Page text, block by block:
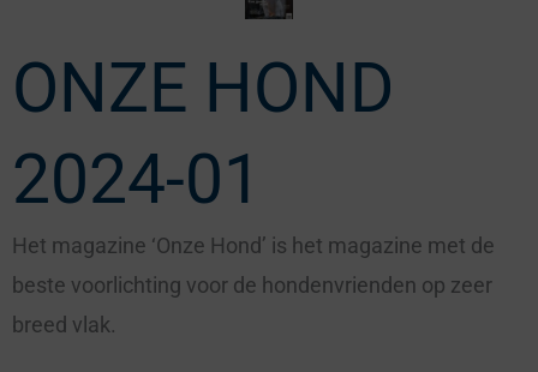
ONZE HOND
2024-01
Het magazine ‘Onze Hond’ is het magazine met de
beste voorlichting voor de hondenvrienden op zeer
breed vlak.